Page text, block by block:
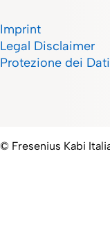
Imprint
Legal Disclaimer
Protezione dei Dati
© Fresenius Kabi